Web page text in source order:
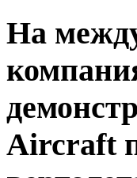
На
Aircraft